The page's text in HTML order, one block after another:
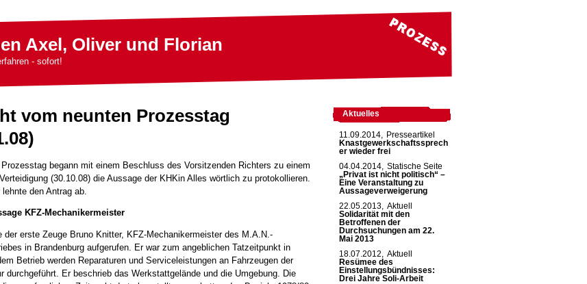
Axel, Oliver und Florian
- sofort!
vom neunten Prozesstag
Prozesstag begann mit einem Beschluss des Vorsitzenden Richters zu einem
(30.10.08) die Aussage der KHKin Alles wörtlich zu protokollieren.
den Antrag ab.
KFZ-Mechanikermeister
der erste Zeuge Bruno Knitter, KFZ-Mechanikermeister des M.A.N.-
in Brandenburg aufgerufen. Er war zum angeblichen Tatzeitpunkt in
Betrieb werden Reparaturen und Serviceleistungen an Fahrzeugen der
durchgeführt. Er beschrieb das Werkstattgelände und die Umgebung. Die
Aktuelles
11.09.2014,
Presseartikel
Knastgewerkschaftssprech
er wieder frei
04.04.2014,
Statische Seite
„Privat ist nicht politisch“ –
Eine Veranstaltung zu
Aussageverweigerung
22.05.2013,
Aktuell
Solidarität mit den
Betroffenen der
Durchsuchungen am 22.
Mai 2013
18.07.2012,
Aktuell
Resümee des
Einstellungsbündnisses:
Drei Jahre Soli-Arbeit